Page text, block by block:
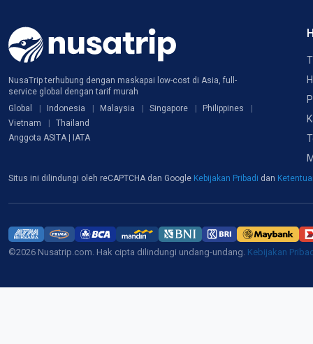
NusaTrip terhubung dengan maskapai low-cost di Asia, full-
service global dengan tarif murah
Global
Indonesia Malaysia Singapore
Philippines
Vietnam
Thailand
Anggota ASITA | IATA
Situs ini dilindungi oleh reCAPTCHA dan Google Kebijakan Pribadi dan
©2026 Nusatrip.com. Hak cipta dilindungi undang-undang. Kebijakan